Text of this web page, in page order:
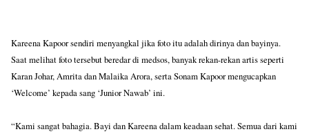
Kareena Kapoor sendiri menyangkal jika foto itu adalah dirinya dan bayinya.
Saat melihat foto tersebut beredar di medsos, banyak rekan-rekan artis seperti
Karan Johar, Amrita dan Malaika Arora, serta Sonam Kapoor mengucapkan
‘Welcome’ kepada sang ‘Junior Nawab’ ini.
“Kami sangat bahagia. Bayi dan Kareena dalam keadaan sehat. Semua dari kami